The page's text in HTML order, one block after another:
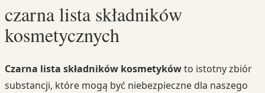
czarna lista składników
kosmetycznych
Czarna lista składników kosmetykówto istotny zbiór
substancji, które mogą być niebezpieczne dla naszego